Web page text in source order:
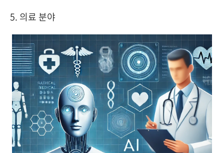
5. 의료 분야